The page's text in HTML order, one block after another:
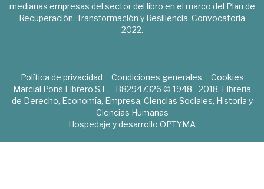
medianas empresas del sector del libro en el marco del Plan de
Recuperación, Transformación y Resiliencia. Convocatoria
2022.
Política de privacidad Condiciones generales
Cookies
Marcial Pons Librero S.L. - B82947326 © 1948 - 2018. Librería
de Derecho, Economía, Empresa, Ciencias Sociales, Historia y
Ciencias Humanas
Hospedaje y desarrollo OPTYMA